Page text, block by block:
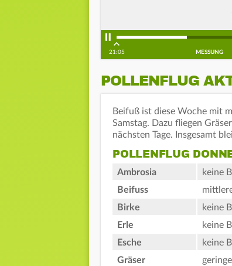
21:05 MESSUNG
POLLENFLUG
Beifuß ist diese Woche mit
Samstag. Dazu fliegen
nächsten Tage. Insgesamt
POLLENFLUG
Ambrosia
keine
Beifuss
Birke
keine
Erle
keine
Esche
keine
Gräser